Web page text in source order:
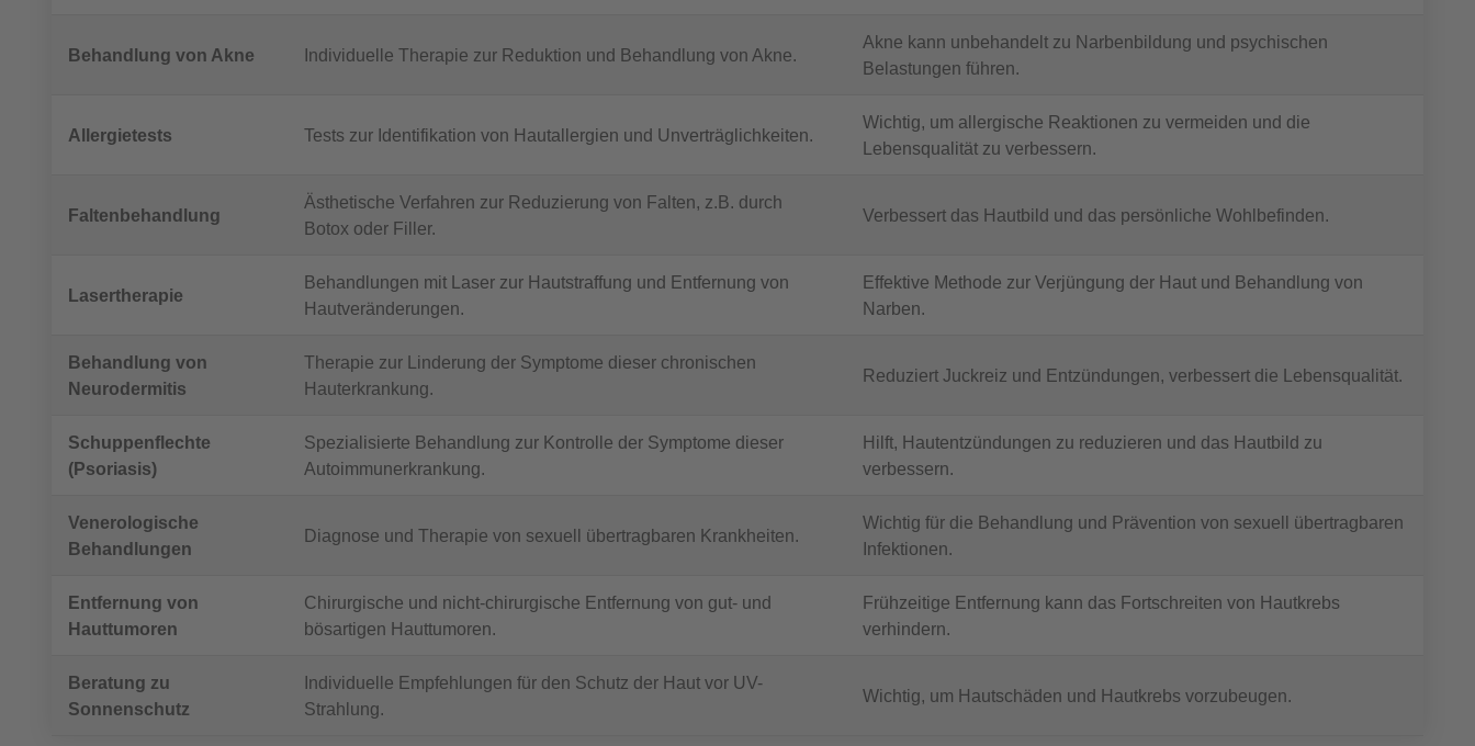
Behandlung von Akne Individuelle Therapie zur Reduktion und Behandlung von Akne.
Akne kann unbehandelt zu Narbenbildung und psychischen
Belastungen führen.
Allergietests Tests zur Identifikation von Hautallergien und Unverträglichkeiten.
Wichtig, um allergische Reaktionen zu vermeiden und die
Lebensqualität zu verbessern.
Faltenbehandlung
Ästhetische Verfahren zur Reduzierung von Falten, z.B. durch
Botox oder Filler.
Verbessert das Hautbild und das persönliche Wohlbefinden.
Lasertherapie
Behandlungen mit Laser zur Hautstraffung und Entfernung von
Hautveränderungen.
Effektive Methode zur Verjüngung der Haut und Behandlung von
Narben.
Behandlung von
Neurodermitis
Therapie zur Linderung der Symptome dieser chronischen
Hauterkrankung.
Reduziert Juckreiz und Entzündungen, verbessert die Lebensqualität.
Schuppenflechte
(Psoriasis)
Spezialisierte Behandlung zur Kontrolle der Symptome dieser
Autoimmunerkrankung.
Hilft, Hautentzündungen zu reduzieren und das Hautbild zu
verbessern.
Venerologische
Behandlungen
Diagnose und Therapie von sexuell übertragbaren Krankheiten.
Wichtig für die Behandlung und Prävention von sexuell übertragbaren
Infektionen.
Entfernung von
Hauttumoren
Chirurgische und nicht-chirurgische Entfernung von gut- und
bösartigen Hauttumoren.
Frühzeitige Entfernung kann das Fortschreiten von Hautkrebs
verhindern.
Beratung zu
Sonnenschutz
Individuelle Empfehlungen für den Schutz der Haut vor UV-
Strahlung.
Wichtig, um Hautschäden und Hautkrebs vorzubeugen.